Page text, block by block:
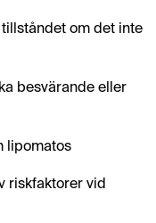
om det inte
besvärande eller
lipomatos
riskfaktorer vid